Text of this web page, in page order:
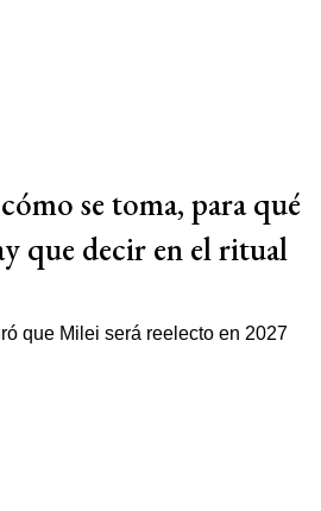
se toma, para qué
que decir en el ritual